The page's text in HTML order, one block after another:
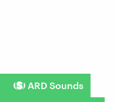
ARD Sounds